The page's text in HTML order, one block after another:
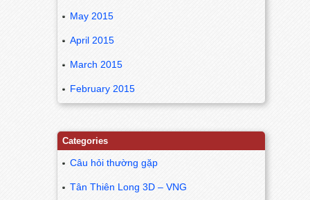
May 2015
April 2015
March 2015
February 2015
Categories
Câu hỏi thường gặp
Tân Thiên Long 3D – VNG